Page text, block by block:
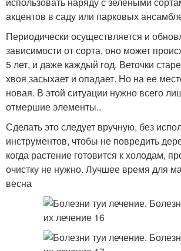
акцентов в саду или парковых
Периодически осуществляется и
зависимости от сорта, оно может
5 лет, и даже каждый год. Веточки
хвоя засыхает и опадает. Но на ее
новая. В этой ситуации нужно всего
отмершие элементы..
Сделать это следует вручную, без
инструментов, чтобы не повредить
когда растение готовится к холодам,
очистку не нужно. Лучшее время для
весна